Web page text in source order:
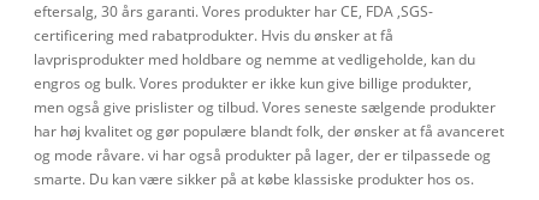
eftersalg, 30 års garanti. Vores produkter har CE, FDA ,SGS-
certificering med rabatprodukter. Hvis du ønsker at få
lavprisprodukter med holdbare og nemme at vedligeholde, kan du
engros og bulk. Vores produkter er ikke kun give billige produkter,
men også give prislister og tilbud. Vores seneste sælgende produkter
har høj kvalitet og gør populære blandt folk, der ønsker at få avanceret
og mode råvare. vi har også produkter på lager, der er tilpassede og
smarte. Du kan være sikker på at købe klassiske produkter hos os.